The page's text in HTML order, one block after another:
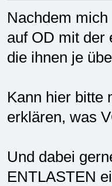
Nachdem
auf OD mit der
die ihnen je
Kann hier bitte
erklären, was
Und dabei
ENTLASTEN